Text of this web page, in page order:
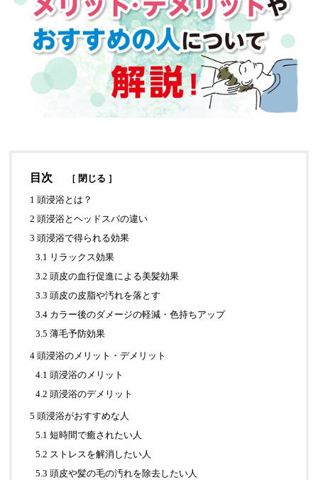
目次 ［ 閉じる ］
1 頭浸浴とは？
2 頭浸浴とヘッドスパの違い
3 頭浸浴で得られる効果
3.1 リラックス効果
3.2 頭皮の血行促進による美髪効果
3.3 頭皮の皮脂や汚れを落とす
3.4 カラー後のダメージの軽減・色持ちアップ
3.5 薄毛予防効果
4 頭浸浴のメリット・デメリット
4.1 頭浸浴のメリット
4.2 頭浸浴のデメリット
5 頭浸浴がおすすめな人
5.1 短時間で癒されたい人
5.2 ストレスを解消したい人
5.3 頭皮や髪の毛の汚れを除去したい人